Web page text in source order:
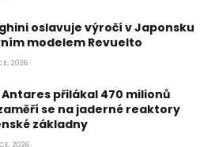
oslavuje výročí v Japonsku
modelem Revuelto
2026
přilákal 470 milionů
se na jaderné reaktory
základny
2026